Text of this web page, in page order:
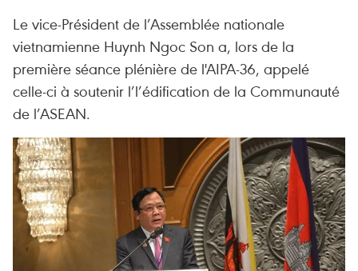
Le vice-Président de l’Assemblée nationale
vietnamienne Huynh Ngoc Son a, lors de la
première séance plénière de l'AIPA-36, appelé
celle-ci à soutenir l’l’édification de la Communauté
de l’ASEAN.